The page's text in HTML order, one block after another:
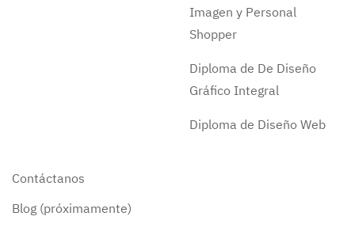
Imagen y Personal
Shopper
Diploma de De Diseño
Gráfico Integral
Diploma de Diseño Web
Contáctanos
Blog (próximamente)